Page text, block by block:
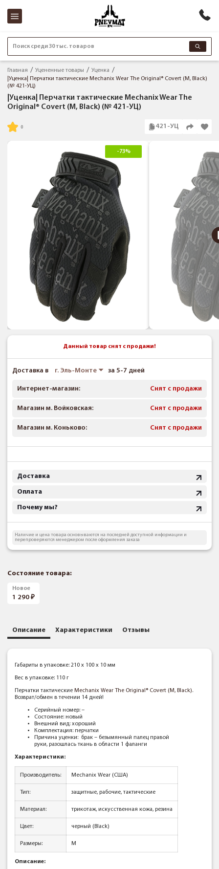
Поиск среди 30 тыс. товаров
Главная Уцененные товары
Уценка
|Уценка| Перчатки тактические Mechanix Wear The Original® Covert (М, Black)
(№ 421-УЦ)
|Уценка| Перчатки тактические Mechanix Wear The
Original® Covert (М, Black) (№ 421-УЦ)
421-УЦ
-73%
Данный товар снят с продажи!
Доставка в г. Эль-Монте за 5-7 дней
Интернет-магазин: Снят с продажи
Магазин м. Войковская: Снят с продажи
Магазин м. Коньково: Снят с продажи
Доставка
Оплата
Почему мы?
Наличие и цена товара основываются на последней доступной информации и
перепроверяются менеджером после оформления заказа
Состояние товара:
Новое
1 290
Описание Характеристики Отзывы
Габариты в упаковке: 210 x 100 x 10 мм
Вес в упаковке: 110 г
Перчатки тактические Mechanix Wear The Original® Covert (М, Black).
Возврат/обмен в течении 14 дней!
Серийный номер: –
Состояние: новый
Внешний вид: хороший
Комплектация: перчатки
Причина уценки: брак – безымянный палец правой
руки, разошлась ткань в области 1 фаланги
Характеристики:
Производитель: Mechanix Wear (США)
Тип: защитные, рабочие, тактические
Материал: трикотаж, искусственная кожа, резина
Цвет: черный (Black)
Размеры: M
Описание: